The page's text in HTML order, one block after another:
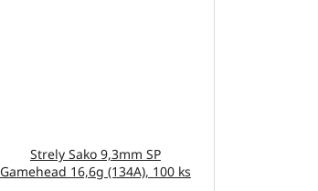
Strely Sako 9,3mm SP
Gamehead 16,6g (134A), 100 ks